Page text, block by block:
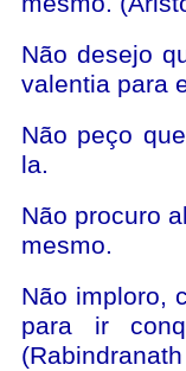
Não desejo
valentia para
Não peço
la.
Não procuro
mesmo.
Não imploro,
para ir